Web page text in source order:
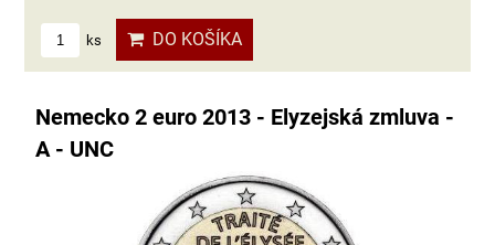
ks DO KOŠÍKA
Nemecko 2 euro 2013 - Elyzejská zmluva -
A - UNC